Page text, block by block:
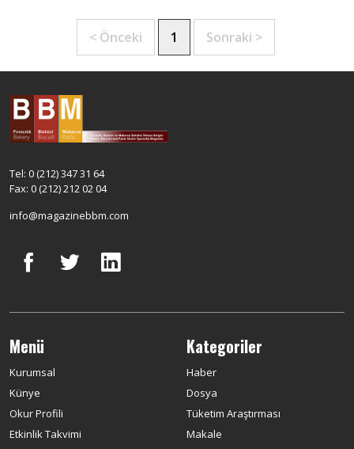
< Önceki 1 Sonraki >
Tel: 0 (212) 347 31 64
Fax: 0 (212) 212 02 04
info@magazinebbm.com
Menü
Kurumsal
Künye
Okur Profili
Etkinlik Takvimi
Kategoriler
Haber
Dosya
Tüketim Araştırması
Makale